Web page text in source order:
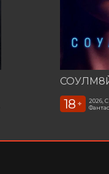
18 +
2026,